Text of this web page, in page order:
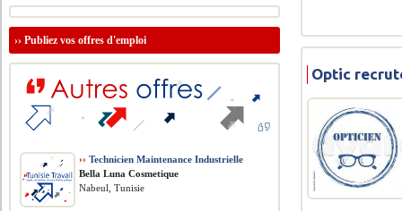
Optic
››Publiez vos offres d'emploi
›› Technicien Maintenance Industrielle
Bella Luna Cosmetique
Nabeul, Tunisie